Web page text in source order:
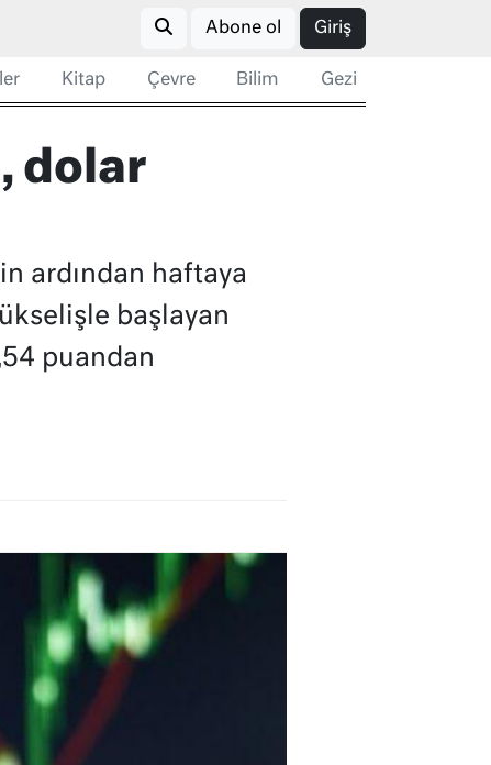
Abone ol Giriş
Kitap Çevre Bilim Gezi
dolar
ardından haftaya
başlayan
puandan